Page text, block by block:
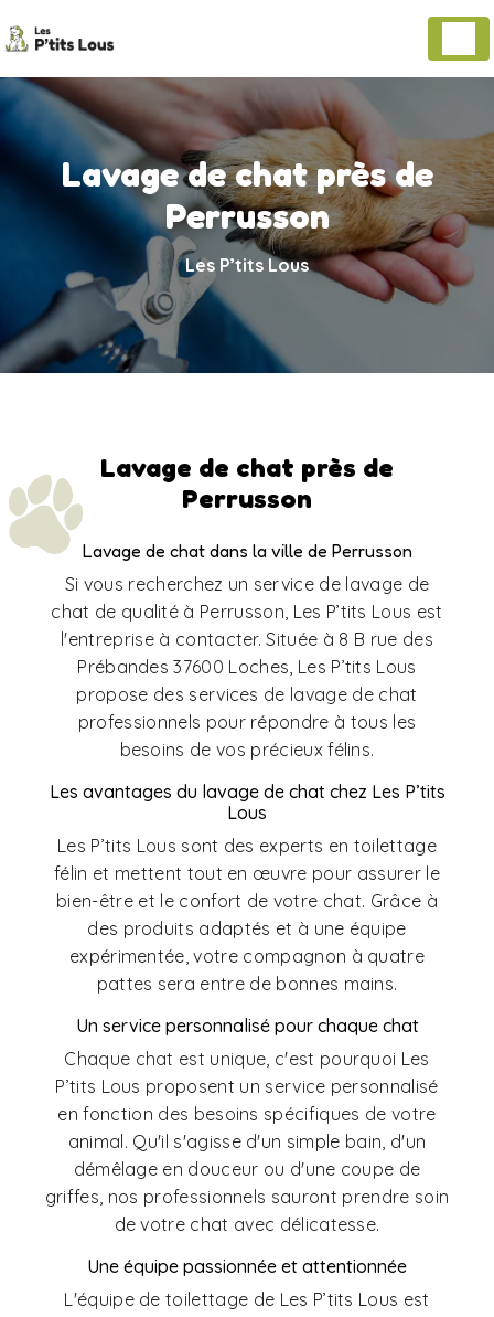
Lavage de chat près de
Perrusson
Les P’tits Lous
Lavage de chat près de
Perrusson
Lavage de chat dans la ville de Perrusson
Si vous recherchez un service de lavage de
chat de qualité à Perrusson, Les P’tits Lous est
l'entreprise à contacter. Située à 8 B rue des
Prébandes 37600 Loches, Les P’tits Lous
propose des services de lavage de chat
professionnels pour répondre à tous les
besoins de vos précieux félins.
Les avantages du lavage de chat chez Les P’tits
Lous
Les P’tits Lous sont des experts en toilettage
félin et mettent tout en œuvre pour assurer le
bien-être et le confort de votre chat. Grâce à
des produits adaptés et à une équipe
expérimentée, votre compagnon à quatre
pattes sera entre de bonnes mains.
Un service personnalisé pour chaque chat
Chaque chat est unique, c'est pourquoi Les
P’tits Lous proposent un service personnalisé
en fonction des besoins spécifiques de votre
animal. Qu'il s'agisse d'un simple bain, d'un
démêlage en douceur ou d'une coupe de
griffes, nos professionnels sauront prendre soin
de votre chat avec délicatesse.
Une équipe passionnée et attentionnée
L'équipe de toilettage de Les P’tits Lous est